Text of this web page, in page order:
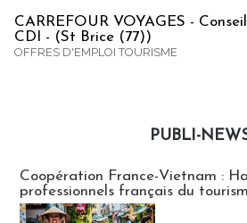
CARREFOUR VOYAGES -
CDI - (St Brice (77))
OFFRES D'EMPLOI TOURISME
PUBLI-
Coopération France-Vietnam :
professionnels français du